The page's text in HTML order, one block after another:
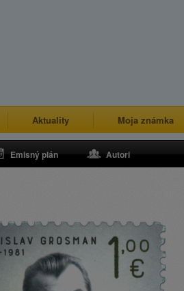
Aktuality Moja známka
Emisný plán Autori